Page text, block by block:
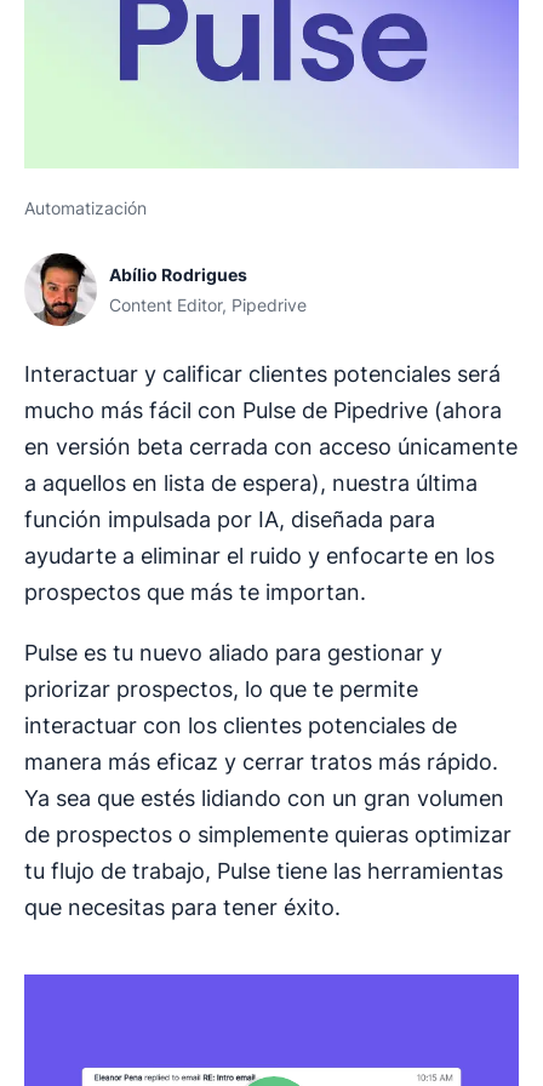
Automatización
Abílio Rodrigues
Content Editor, Pipedrive
Interactuar y calificar clientes potenciales será
mucho más fácil con Pulse de Pipedrive (ahora
en versión beta cerrada con acceso únicamente
a aquellos en lista de espera), nuestra última
función impulsada por IA, diseñada para
ayudarte a eliminar el ruido y enfocarte en los
prospectos que más te importan.
Pulse es tu nuevo aliado para gestionar y
priorizar prospectos, lo que te permite
interactuar con los clientes potenciales de
manera más eficaz y cerrar tratos más rápido.
Ya sea que estés lidiando con un gran volumen
de prospectos o simplemente quieras optimizar
tu flujo de trabajo, Pulse tiene las herramientas
que necesitas para tener éxito.